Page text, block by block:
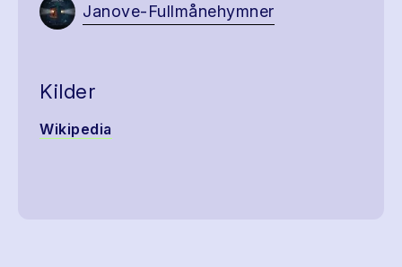
Janove-Fullmånehymner
Kilder
Wikipedia